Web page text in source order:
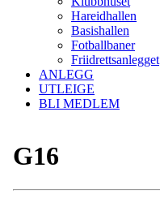
Hareidhallen
Basishallen
Fotballbaner
Friidrettsanlegget
ANLEGG
UTLEIGE
BLI MEDLEM
G16